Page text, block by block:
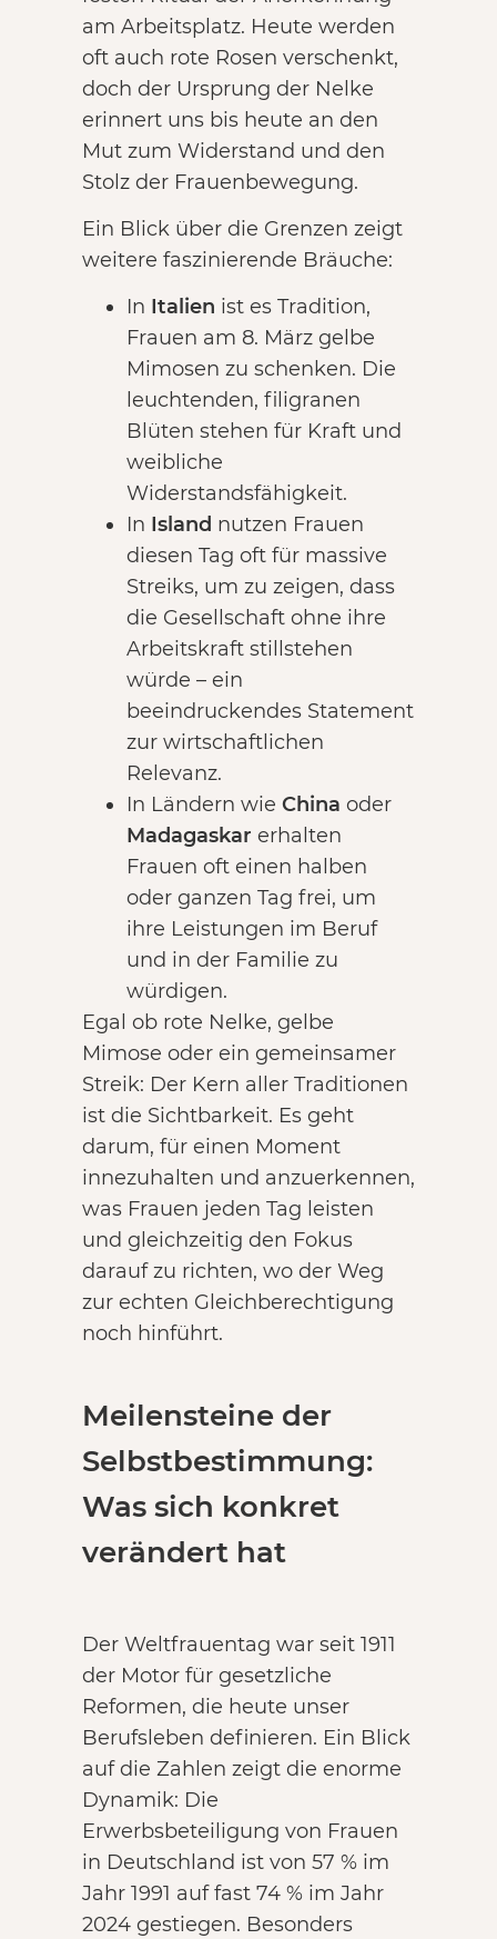
am Arbeitsplatz. Heute werden
oft auch rote Rosen verschenkt,
doch der Ursprung der Nelke
erinnert uns bis heute an den
Mut zum Widerstand und den
Stolz der Frauenbewegung.
Ein Blick über die Grenzen zeigt
weitere faszinierende Bräuche:
In Italien ist es Tradition,
Frauen am 8. März gelbe
Mimosen zu schenken. Die
leuchtenden, filigranen
Blüten stehen für Kraft und
weibliche
Widerstandsfähigkeit.
In Island nutzen Frauen
diesen Tag oft für massive
Streiks, um zu zeigen, dass
die Gesellschaft ohne ihre
Arbeitskraft stillstehen
würde – ein
beeindruckendes Statement
zur wirtschaftlichen
Relevanz.
In Ländern wie China oder
Madagaskar erhalten
Frauen oft einen halben
oder ganzen Tag frei, um
ihre Leistungen im Beruf
und in der Familie zu
würdigen.
Egal ob rote Nelke, gelbe
Mimose oder ein gemeinsamer
Streik: Der Kern aller Traditionen
ist die Sichtbarkeit. Es geht
darum, für einen Moment
innezuhalten und anzuerkennen,
was Frauen jeden Tag leisten
und gleichzeitig den Fokus
darauf zu richten, wo der Weg
zur echten Gleichberechtigung
noch hinführt.
Meilensteine der
Selbstbestimmung:
Was sich konkret
verändert hat
Der Weltfrauentag war seit 1911
der Motor für gesetzliche
Reformen, die heute unser
Berufsleben definieren. Ein Blick
auf die Zahlen zeigt die enorme
Dynamik: Die
Erwerbsbeteiligung von Frauen
in Deutschland ist von 57 % im
Jahr 1991 auf fast 74 % im Jahr
2024 gestiegen. Besonders